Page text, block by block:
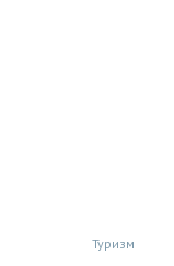
Туризм